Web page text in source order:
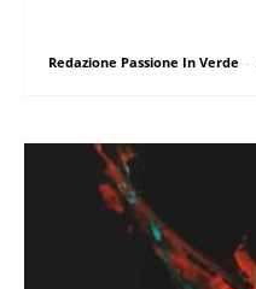
Redazione Passione In Verde -